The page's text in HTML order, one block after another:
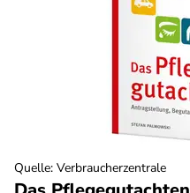
Quelle: Verbraucherzentrale